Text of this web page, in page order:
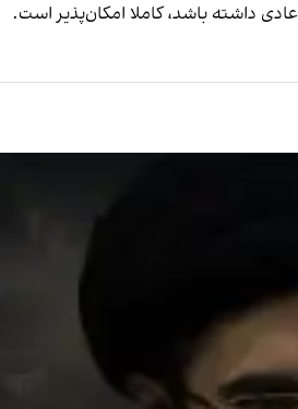
داشته باشد، کاملا امکان‌پذیر است.